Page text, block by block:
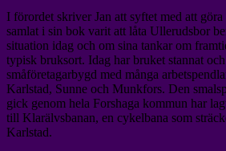
I förordet skriver Jan att syftet med att
samlat i sin bok varit att låta Ullerudsbor
situation idag och om sina tankar om
typisk bruksort. Idag har bruket stannat
småföretagarbygd med många
Karlstad, Sunne och Munkfors. Den
gick genom hela Forshaga kommun har
till Klarälvsbanan, en cykelbana som
Karlstad.